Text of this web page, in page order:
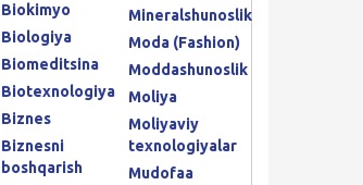
Biokimyo
Biologiya
Biomeditsina
Biotexnologiya
Biznes
Biznesni
boshqarish
Mineralshunoslik
Moda (Fashion)
Moddashunoslik
Moliya
Moliyaviy
texnologiyalar
Mudofaa